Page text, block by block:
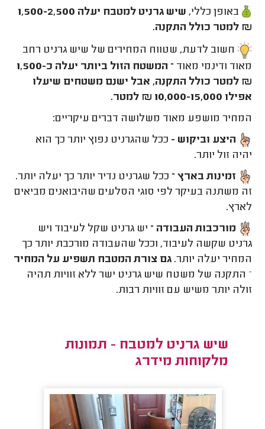
באופן כללי,
שיש גרניט למטבח יעלה 1,500-2,500
₪ למטר כולל התקנה.
חשוב לדעת, שטווח המחירים של שיש גרניט רחב
מאוד ודינמי מאוד
– המשטח הזול ביותר יעלה כ-1,500
₪ למטר כולל התקנה, אבל ישנם משטחים שיעלו
אפילו 10,000-15,000 ₪ למטר.
המחיר מושפע מאוד משלושה דברים עיקריים:
היצע וביקוש - ככל שהגרניט נפוץ יותר כך הוא
יהיה זול יותר.
זמינות בארץ – ככל שגרניט נדיר יותר כך יעלה יותר.
זה משתנה בעיקר לפי סוגי הסלעים שהיבואנים מביאים
לארץ.
מורכבות העבודה – יש גרניט שקל לעיבוד ויש
גרניט שקשה לעיבוד, וככל שהעבודה מורכבת יותר כך
המחיר יעלה יותר.גם צורת המטבח תשפיע על המחיר
– התקנה של משטח שיש גרניט ישר ללא זוויות תהיה
זולה יותר משיש עם זוויות רבות.
שיש גרניט למטבח - תמונות
מלקוחות מידרג